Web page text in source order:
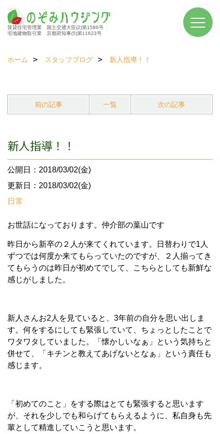
賃貸住宅管理業 国土交通大臣(2)第1586号
宅地建物取引業 京都府知事(5)第11623号
ホーム スタッフブログ 新人指導！！
前の記事 一覧 次の記事
新人指導！！
公開日：2018/03/02(金)
更新日：2018/03/02(金)
日常
お世話になっております。仲介部の葉山です
昨日から新卒の２人が来てくれています。日替わりで1人
ずつでは何度か来てもらっていたのですが、２人揃ってき
てもらうのは昨日が初めてでして、こちらとしても新鮮な
感じがしました。
新人さんお2人を見ていると、3年前の自分を思い出しま
す。何をするにしても緊張していて、ちょっとしたことで
ワタワタしていました。「懐かしいなぁ」という気持ちと
併せて、「キチンと教えてあげないとなぁ」という責任も
感じます。
「初めてのこと」をする際はとても緊張すると思います
が、それを少しでも和らげてもらえるように、私自身も先
輩として精進していこうと思います。